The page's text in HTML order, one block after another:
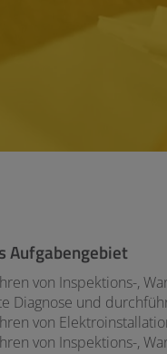
Aufgabengebiet
von Inspektions-,
Diagnose und
von
von Inspektions-,